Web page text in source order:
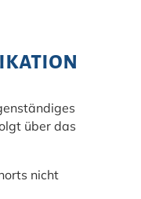
über das
nicht